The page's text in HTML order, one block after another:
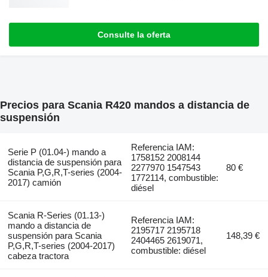
Consulte la oferta
Precios para Scania R420 mandos a distancia de
suspensión
Serie P (01.04-) mando a
distancia de suspensión para
Scania P,G,R,T-series (2004-
2017) camión
Referencia IAM:
1758152 2008144
2277970 1547543
1772114, combustible:
diésel
80 €
Scania R-Series (01.13-)
mando a distancia de
suspensión para Scania
P,G,R,T-series (2004-2017)
cabeza tractora
Referencia IAM:
2195717 2195718
2404465 2619071,
combustible: diésel
148,39 €